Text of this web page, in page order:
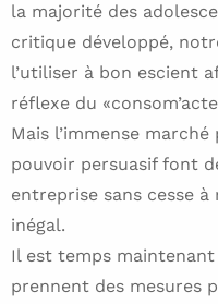
la majorité des
critique développé,
l’utiliser à bon escient
réflexe du
Mais l’immense
pouvoir persuasif font
entreprise sans cesse
inégal.
Il est temps
prennent des mesures